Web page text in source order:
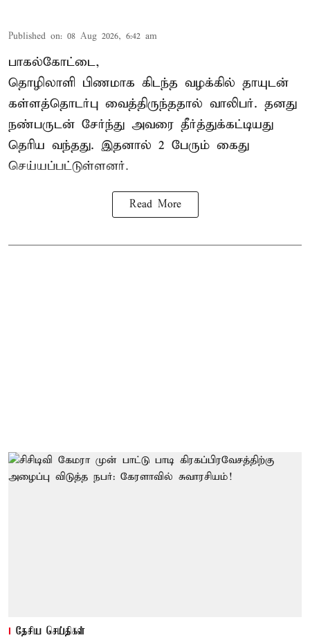
Published on: 08 Aug 2026, 6:42 am
பாகல்கோட்டை,
தொழிலாளி பிணமாக கிடந்த வழக்கில் தாயுடன்
கள்ளத்தொடர்பு வைத்திருந்ததால் வாலிபர். தனது
நண்பருடன் சேர்ந்து அவரை தீர்த்துக்கட்டியது
தெரிய வந்தது. இதனால் 2 பேரும் கைது
செய்யப்பட்டுள்ளனர்.
Read More
தேசிய செய்திகள்